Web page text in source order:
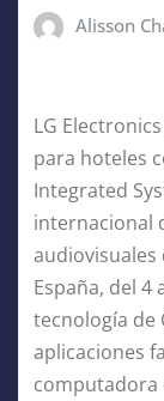
Alisson
LG
para hoteles
Integrated
internacional
audiovisuales
España, del 4
tecnología de
aplicaciones
computadora